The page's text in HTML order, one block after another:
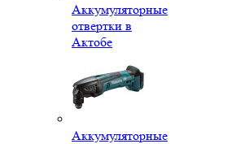
Аккумуляторные
отвертки в
Актобе
Аккумуляторные